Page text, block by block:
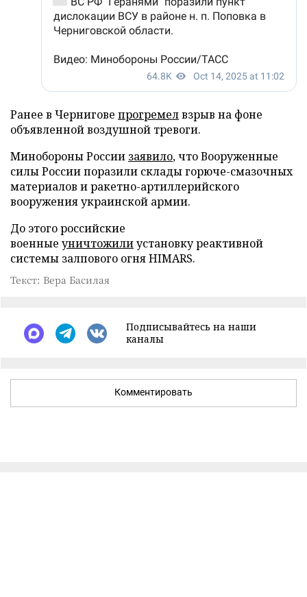
Ранее в Чернигове прогремелвзрыв на фоне
объявленной воздушной тревоги.
Минобороны России заявило, что Вооруженные
силы России поразили склады горюче-смазочных
материалов и ракетно-артиллерийского
вооружения украинской армии.
До этого российские
военные уничтожилиустановку реактивной
системы залпового огня HIMARS.
Текст: Вера Басилая
Подписывайтесь на наши
каналы
Комментировать